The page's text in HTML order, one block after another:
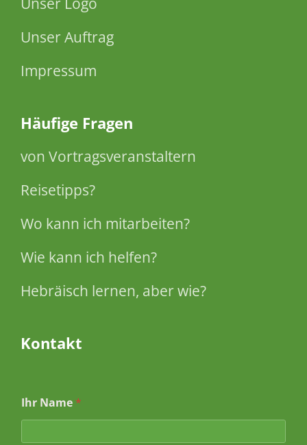
Unser Auftrag
Impressum
Häufige Fragen
von Vortragsveranstaltern
Reisetipps?
Wo kann ich mitarbeiten?
Wie kann ich helfen?
Hebräisch lernen, aber wie?
Kontakt
Ihr Name *